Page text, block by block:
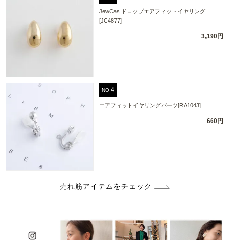
JewCas ドロップエアフィットイヤリング
[JC4877]
3,190円
NO
エアフィットイヤリングパーツ[RA1043]
660円
売れ筋アイテムをチェック